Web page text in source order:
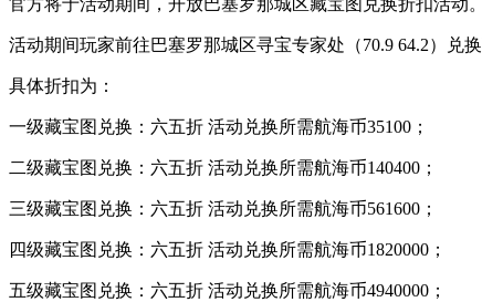
官方将于活动期间，开放巴塞罗那城区藏宝图兑换折扣活动。
活动期间玩家前往巴塞罗那城区寻宝专家处（70.9 64.2）兑
具体折扣为：
一级藏宝图兑换：六五折 活动兑换所需航海币35100；
二级藏宝图兑换：六五折 活动兑换所需航海币140400；
三级藏宝图兑换：六五折 活动兑换所需航海币561600；
四级藏宝图兑换：六五折 活动兑换所需航海币1820000；
五级藏宝图兑换：六五折 活动兑换所需航海币4940000；